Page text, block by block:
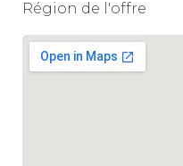
Région de l'offre